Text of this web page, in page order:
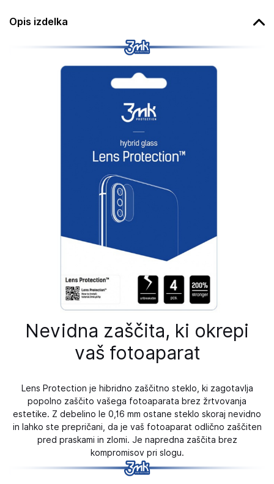
Opis izdelka
Nevidna zaščita, ki okrepi
vaš fotoaparat
Lens Protection je hibridno zaščitno steklo, ki zagotavlja
popolno zaščito vašega fotoaparata brez žrtvovanja
estetike. Z debelino le 0,16 mm ostane steklo skoraj nevidno
in lahko ste prepričani, da je vaš fotoaparat odlično zaščiten
pred praskami in zlomi. Je napredna zaščita brez
kompromisov pri slogu.